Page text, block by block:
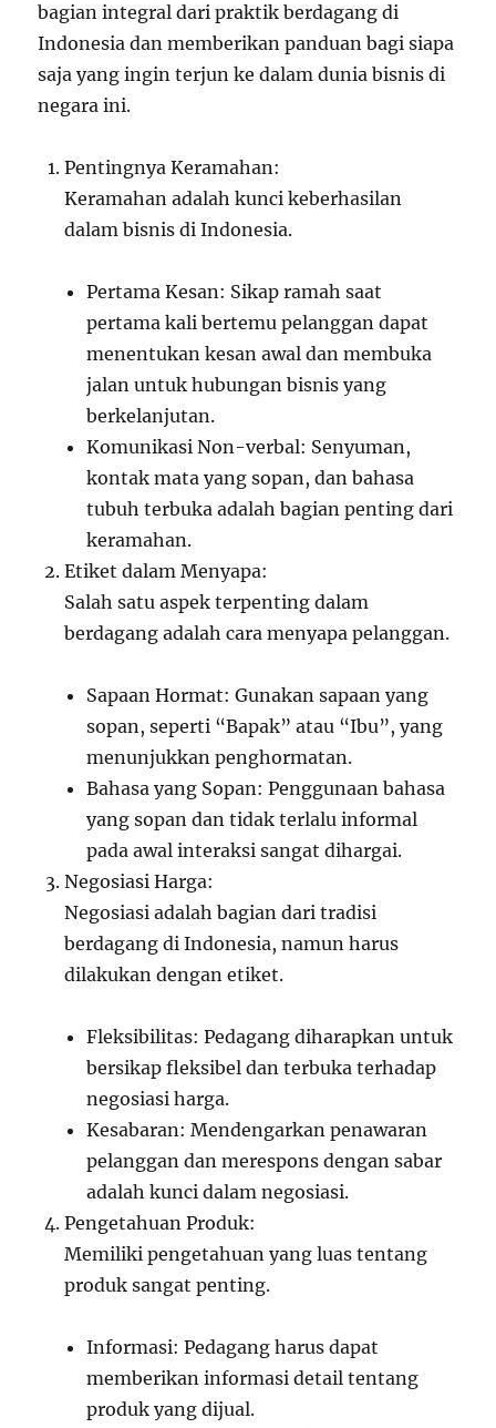
bagian integral dari praktik berdagang di
Indonesia dan memberikan panduan bagi siapa
saja yang ingin terjun ke dalam dunia bisnis di
negara ini.
Pentingnya Keramahan:
Keramahan adalah kunci keberhasilan
dalam bisnis di Indonesia.
Pertama Kesan: Sikap ramah saat
pertama kali bertemu pelanggan dapat
menentukan kesan awal dan membuka
jalan untuk hubungan bisnis yang
berkelanjutan.
Komunikasi Non-verbal: Senyuman,
kontak mata yang sopan, dan bahasa
tubuh terbuka adalah bagian penting dari
keramahan.
Etiket dalam Menyapa:
Salah satu aspek terpenting dalam
berdagang adalah cara menyapa pelanggan.
Sapaan Hormat: Gunakan sapaan yang
sopan, seperti “Bapak” atau “Ibu”, yang
menunjukkan penghormatan.
Bahasa yang Sopan: Penggunaan bahasa
yang sopan dan tidak terlalu informal
pada awal interaksi sangat dihargai.
Negosiasi Harga:
Negosiasi adalah bagian dari tradisi
berdagang di Indonesia, namun harus
dilakukan dengan etiket.
Fleksibilitas: Pedagang diharapkan untuk
bersikap fleksibel dan terbuka terhadap
negosiasi harga.
Kesabaran: Mendengarkan penawaran
pelanggan dan merespons dengan sabar
adalah kunci dalam negosiasi.
Pengetahuan Produk:
Memiliki pengetahuan yang luas tentang
produk sangat penting.
Informasi: Pedagang harus dapat
memberikan informasi detail tentang
produk yang dijual.